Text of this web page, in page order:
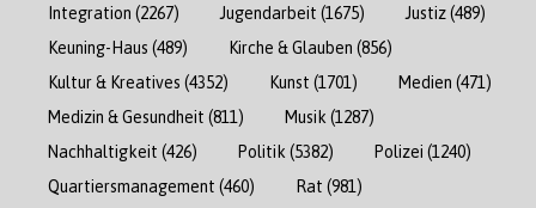
Integration (2267) Jugendarbeit (1675) Justiz(489)
Keuning-Haus (489) Kirche & Glauben (856)
Kultur & Kreatives (4352) Kunst (1701) Medien (471)
Medizin & Gesundheit (811) Musik (1287)
Nachhaltigkeit (426) Politik (5382) Polizei (1240)
Quartiersmanagement (460) Rat (981)